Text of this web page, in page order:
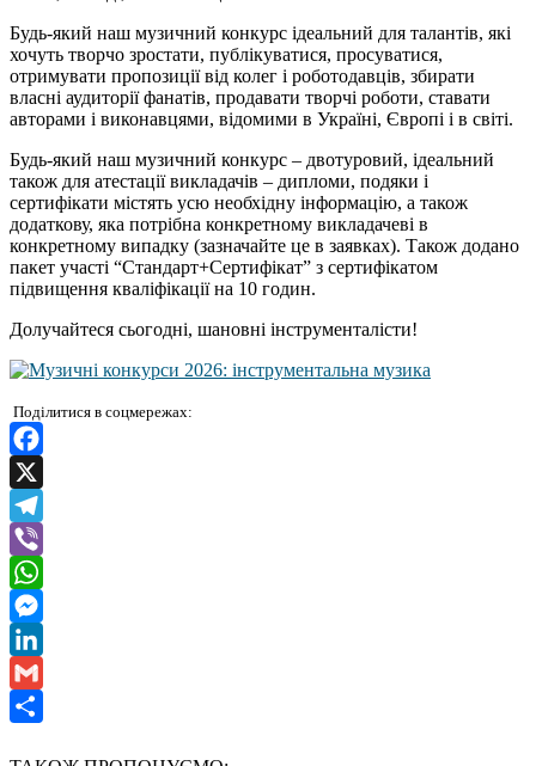
Будь-який наш музичний конкурс ідеальний для талантів, які
хочуть творчо зростати, публікуватися, просуватися,
отримувати пропозиції від колег і роботодавців, збирати
власні аудиторії фанатів, продавати творчі роботи, ставати
авторами і виконавцями, відомими в Україні, Європі і в світі.
Будь-який наш музичний конкурс – двотуровий, ідеальний
також для атестації викладачів – дипломи, подяки і
сертифікати містять усю необхідну інформацію, а також
додаткову, яка потрібна конкретному викладачеві в
конкретному випадку (зазначайте це в заявках). Також додано
пакет участі “Стандарт+Сертифікат” з сертифікатом
підвищення кваліфікації на 10 годин.
Долучайтеся сьогодні, шановні інструменталісти!
Поділитися в соцмережах:
Facebook
X
Telegram
Viber
WhatsApp
Messenger
LinkedIn
Gmail